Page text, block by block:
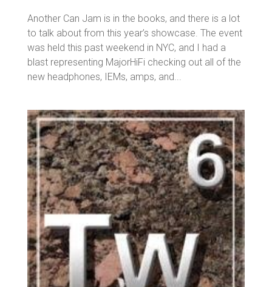
Another Can Jam is in the books, and there is a lot
to talk about from this year’s showcase. The event
was held this past weekend in NYC, and I had a
blast representing MajorHiFi checking out all of the
new headphones, IEMs, amps, and...